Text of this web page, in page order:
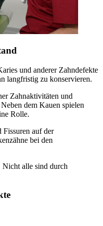
und anderer Zahndefekte
langfristig zu konservieren.
Zahnaktivitäten und
dem Kauen spielen
Rolle.
Fissuren auf der
bei den
Nicht alle sind durch